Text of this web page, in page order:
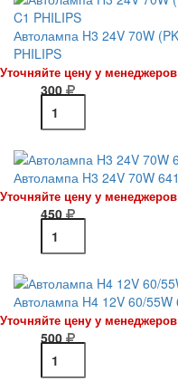
Автолампа H3 24V 70W
PHILIPS
Уточняйте цену у
300
Автолампа H3 24V 70W
Уточняйте цену у
450
Автолампа H4 12V 60/
Уточняйте цену у
500